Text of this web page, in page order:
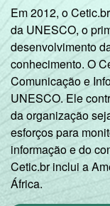
Em 2012, o
da UNESCO, o
desenvolvimento
conhecimento. O
Comunicação e
UNESCO. Ele
da organização
esforços para
informação e do
Cetic.br inclui a
África.